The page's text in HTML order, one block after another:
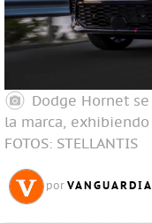
Dodge Hornet
la marca,
FOTOS: STELLANTIS
por VANGUARDIA